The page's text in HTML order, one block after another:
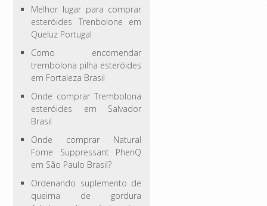
Melhor lugar para comprar
esteróides Trenbolone em
Queluz Portugal
Como encomendar
trembolona pilha esteróides
em Fortaleza Brasil
Onde comprar Trembolona
esteróides em Salvador
Brasil
Onde comprar Natural
Fome Suppressant PhenQ
em São Paulo Brasil?
Ordenando suplemento de
queima de gordura